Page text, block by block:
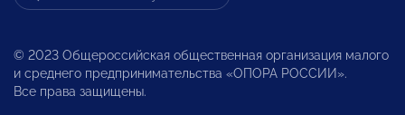
© 2023 Общероссийская общественная организация малого
и среднего предпринимательства «ОПОРА РОССИИ».
Все права защищены.